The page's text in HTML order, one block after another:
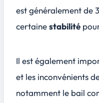
est généralement de
certainestabilité
Il est également
et les inconvénients
notamment le bail